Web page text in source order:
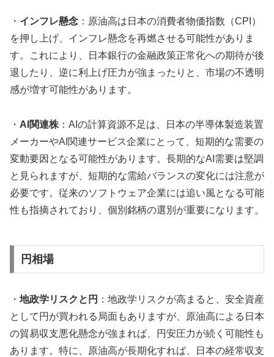
・ インフレ懸念 ：原油高は日本の消費者物価指数（CPI）
を押し上げ、インフレ懸念を再燃させる可能性がありま
す。これにより、日本銀行の金融政策正常化への期待が後
退したり、逆に利上げ圧力が強まったりと、市場の不透明
感が増す可能性があります。
・ AI関連株 ：AIの計算資源不足は、日本の半導体製造装置
メーカーやAI関連サービス企業にとって、短期的な需要の
変動要因となる可能性があります。長期的なAI需要は堅調
と見られますが、短期的な需給バランスの変化には注意が
必要です。従来のソフトウェア企業には追い風となる可能
性も指摘されており、個別銘柄の選別が重要になります。
円相場
・ 地政学リスクと円 ：地政学リスクが高まると、安全資産
として円が買われる局面もありますが、原油高による日本
の貿易収支悪化懸念が強まれば、円安圧力が続く可能性も
あります。特に、原油高が長期化すれば、日本の経常収支